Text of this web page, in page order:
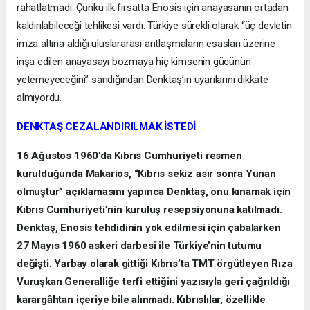
rahatlatmadı. Çünkü ilk fırsatta Enosis için anayasanın ortadan
kaldırılabileceği tehlikesi vardı. Türkiye sürekli olarak “üç devletin
imza altına aldığı uluslararası antlaşmaların esasları üzerine
inşa edilen anayasayı bozmaya hiç kimsenin gücünün
yetemeyeceğini” sandığından Denktaş’ın uyarılarını dikkate
almıyordu.
DENKTAŞ CEZALANDIRILMAK İSTEDİ
16 Ağustos 1960’da Kıbrıs Cumhuriyeti resmen
kurulduğunda Makarios, “Kıbrıs sekiz asır sonra Yunan
olmuştur” açıklamasını yapınca Denktaş, onu kınamak için
Kıbrıs Cumhuriyeti’nin kuruluş resepsiyonuna katılmadı.
Denktaş, Enosis tehdidinin yok edilmesi için çabalarken
27 Mayıs 1960 askeri darbesi ile Türkiye’nin tutumu
değişti. Yarbay olarak gittiği Kıbrıs’ta TMT örgütleyen Rıza
Vuruşkan Generalliğe terfi ettiğini yazısıyla geri çağrıldığı
karargâhtan içeriye bile alınmadı. Kıbrıslılar, özellikle